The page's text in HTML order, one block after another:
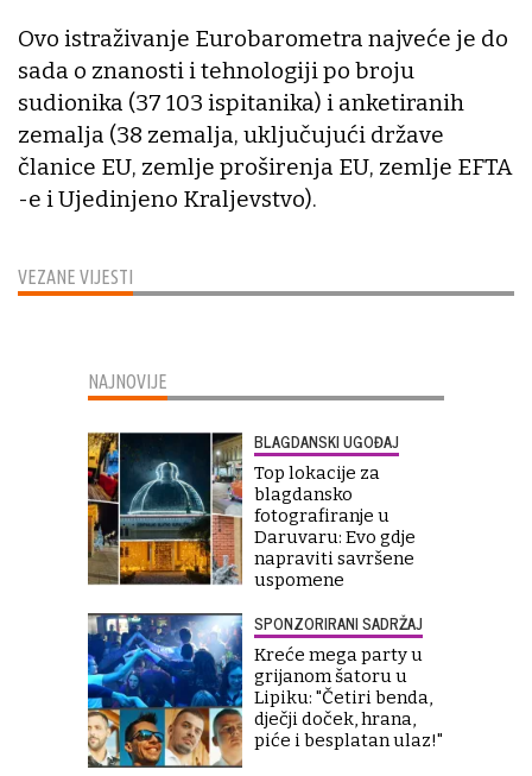
VEZANE VIJESTI
Ovo istraživanje Eurobarometra najveće je do
sada o znanosti i tehnologiji po broju
sudionika (37 103 ispitanika) i anketiranih
zemalja (38 zemalja, uključujući države
članice EU, zemlje proširenja EU, zemlje EFTA
-e i Ujedinjeno Kraljevstvo).
NAJNOVIJE
BLAGDANSKI UGOĐAJ
Top lokacije za
blagdansko
fotografiranje u
Daruvaru: Evo gdje
napraviti savršene
uspomene
SPONZORIRANI SADRŽAJ
Kreće mega party u
grijanom šatoru u
Lipiku: "Četiri benda,
dječji doček, hrana,
piće i besplatan ulaz!"